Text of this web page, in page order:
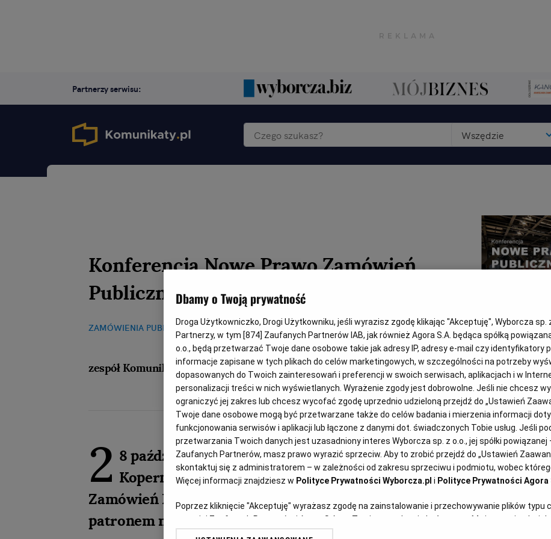
Partnerzy serwisu:
Wszędzie
Konferencja Nowe Prawo Zamówień
Publicznych
ZAMÓWIENIA PUBLICZNE 14.10.2016, 14:52
zespół Komunikaty.pl
Nowe Prawo
2 8 października 2016 roku na terenie Centrum Nauki
Kopernik odbędzie się Konferencja Nowe Prawo
Zamówień Publicznych. Serwis Komunikaty.pl został
patronem medialnym tego wydarzenia.
Dbamy o Twoją prywatność
Droga Użytkowniczko, Drogi Użytkowniku, jeśli wyrazisz zgodę klikając "Akceptuję", Wyborcza sp.
Partnerzy, w tym [874] Zaufanych Partnerów IAB, jak również Agora S.A. będąca spółką
o.o., będą przetwarzać Twoje dane osobowe takie jak adresy IP, adresy e-mail czy identyfikatory
informacje zapisane w tych plikach do celów marketingowych, w szczególności na potrzeby
dopasowanych do Twoich zainteresowań i preferencji w swoich serwisach, aplikacjach i w
personalizacji treści w nich wyświetlanych. Wyrażenie zgody jest dobrowolne. Jeśli nie chcesz
ograniczyć jej zakres lub chcesz wycofać zgodę uprzednio udzieloną przejdź do „Ustawień
Twoje dane osobowe mogą być przetwarzane także do celów badania i mierzenia informacji
funkcjonowania serwisów i aplikacji lub łączone z danymi dot. świadczonych Tobie usług. Jeśli
przetwarzania Twoich danych jest uzasadniony interes Wyborcza sp. z o.o., jej spółki powiązanej
Zaufanych Partnerów, masz prawo wyrazić sprzeciw. Aby to zrobić przejdź do „Ustawień
skontaktuj się z administratorem – w zależności od zakresu sprzeciwu i podmiotu, wobec
Więcej informacji znajdziesz w Polityce Prywatności Wyborcza.pl i Polityce Prywatności Agora
Poprzez kliknięcie "Akceptuję" wyrażasz zgodę na zainstalowanie i przechowywanie plików typu
z o. o. jej Zaufanych Partnerów i Agora S.A. na Twoim urządzeniu końcowym. Możesz też w
swoje preferencje dot. plików cookie, ponownie wywołując narzędzie do zarządzania Twoimi